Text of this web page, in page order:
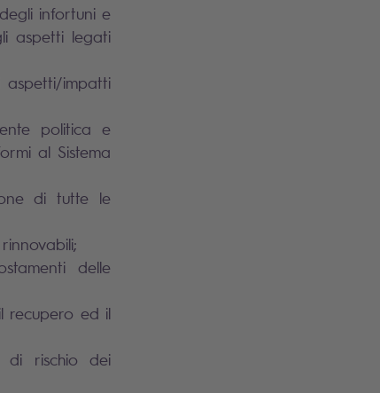
infortuni e
aspetti legati
aspetti/impatti
politica e
al Sistema
di tutte le
delle
recupero ed il
di rischio dei